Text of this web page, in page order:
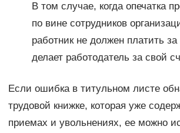
В том случае, когда опечатка
по вине сотрудников
работник не должен платить за
делает работодатель за свой
Если ошибка в титульном листе
трудовой книжке, которая уже
приемах и увольнениях, ее можно